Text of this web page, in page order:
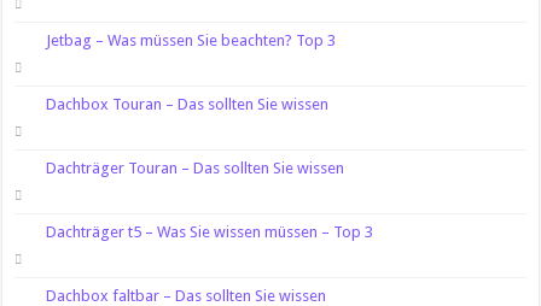
Jetbag – Was müssen Sie beachten? Top 3
Dachbox Touran – Das sollten Sie wissen
Dachträger Touran – Das sollten Sie wissen
Dachträger t5 – Was Sie wissen müssen – Top 3
Dachbox faltbar – Das sollten Sie wissen